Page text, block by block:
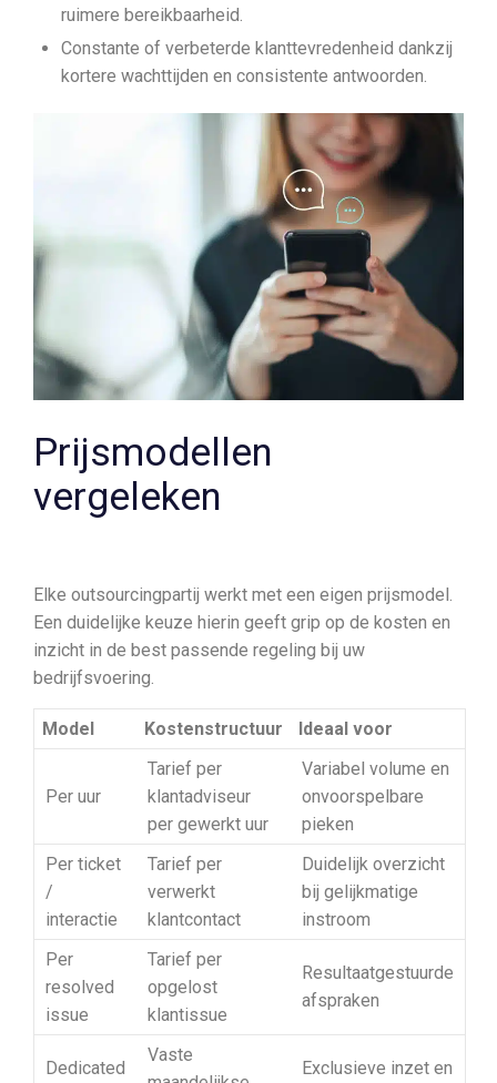
ruimere bereikbaarheid.
Constante of verbeterde klanttevredenheid dankzij
kortere wachttijden en consistente antwoorden.
Prijsmodellen
vergeleken
Elke outsourcingpartij werkt met een eigen prijsmodel.
Een duidelijke keuze hierin geeft grip op de kosten en
inzicht in de best passende regeling bij uw
bedrijfsvoering.
Model Kostenstructuur Ideaal voor
Per uur
Tarief per
klantadviseur
per gewerkt uur
Variabel volume en
onvoorspelbare
pieken
Per ticket
/
interactie
Tarief per
verwerkt
klantcontact
Duidelijk overzicht
bij gelijkmatige
instroom
Per
resolved
issue
Tarief per
opgelost
klantissue
Resultaatgestuurde
afspraken
Dedicated
Vaste
Exclusieve inzet en